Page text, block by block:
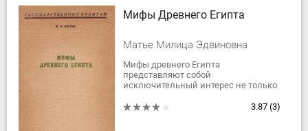
Мифы Древнего Египта
Матье Милица Эдвиновна
Мифы древнего Египта
представляют собой
исключительный интерес не только
Они являются необходимым
3.87 (3)